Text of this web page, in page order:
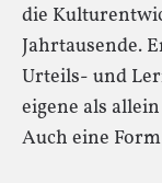
die
Jahrtausende.
Urteils- und
eigene als
Auch eine